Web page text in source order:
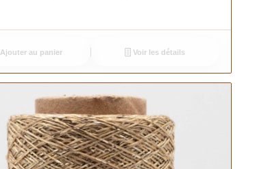
Ajouter au panier Voir les détails